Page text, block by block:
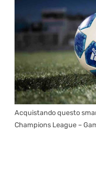
Acquistando questo
Champions League –